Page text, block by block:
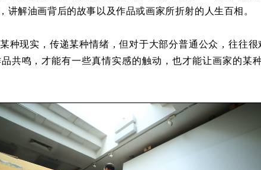
讲解油画背后的故事以及作品或画家所折射的人生百相。
现实，传递某种情绪，但对于大部分普通公众，往往很
共鸣，才能有一些真情实感的触动，也才能让画家的某